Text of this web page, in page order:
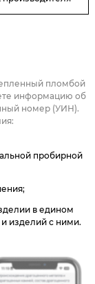
пломбой
информацию об
номер (УИН).
пробирной
в едином
изделий с ними.